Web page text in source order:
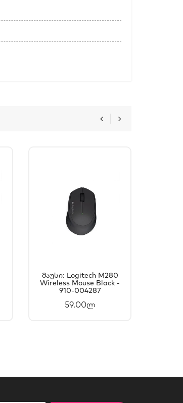
ᲙᲐᲚᲐᲗᲐᲨᲘ
ᲓᲐᲛᲐᲢᲔᲑᲐ
Მაუსი: Logitech M280
Wireless Mouse Black -
910-004287
59.00ლ